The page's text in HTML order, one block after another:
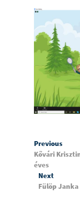
Previous
post:
Kővári
éves
NextNext
post:
Fülöp